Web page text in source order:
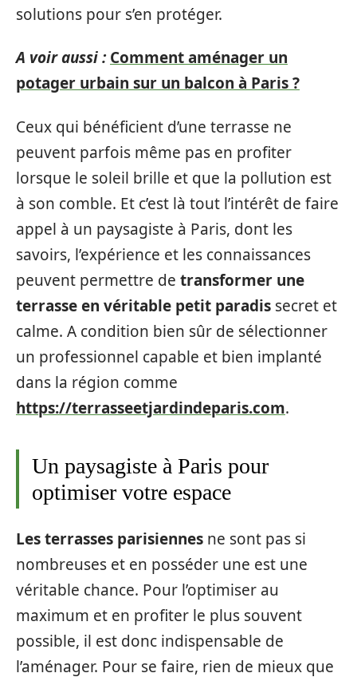
solutions pour s’en protéger.
A voir aussi : Comment aménager un
potager urbain sur un balcon à Paris ?
Ceux qui bénéficient d’une terrasse ne
peuvent parfois même pas en profiter
lorsque le soleil brille et que la pollution est
à son comble. Et c’est là tout l’intérêt de faire
appel à un paysagiste à Paris, dont les
savoirs, l’expérience et les connaissances
peuvent permettre de transformer une
terrasse en véritable petit paradis secret et
calme. A condition bien sûr de sélectionner
un professionnel capable et bien implanté
dans la région comme
https://terrasseetjardindeparis.com.
Un paysagiste à Paris pour
optimiser votre espace
Les terrasses parisiennes ne sont pas si
nombreuses et en posséder une est une
véritable chance. Pour l’optimiser au
maximum et en profiter le plus souvent
possible, il est donc indispensable de
l’aménager. Pour se faire, rien de mieux que